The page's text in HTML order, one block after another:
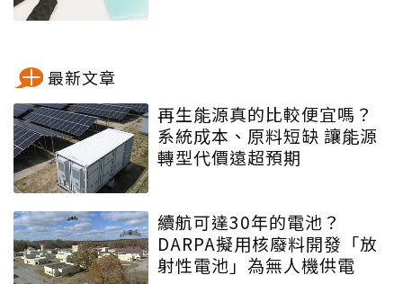
最新文章
再生能源真的比較便宜嗎？
系統成本、原料短缺 讓能源
轉型代價遠超預期
續航可達30年的電池？
DARPA擬用核廢料開發「放
射性電池」為無人機供電